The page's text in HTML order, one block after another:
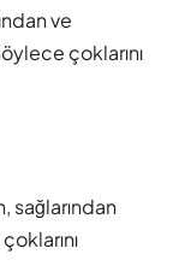
ve
çoklarını
sağlarından